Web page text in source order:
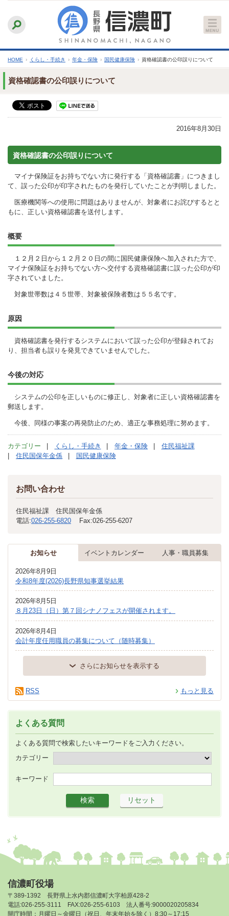
文
へ
ふりがなをつける
文字サイズ
縮小 標準 拡大
HOME › くらし・手続き › 年金・保険 › 国民健康保険 › 資格確認書の公印誤りについて
資格確認書の公印誤りについて
2016年8月30日
資格確認書の公印誤りについて
マイナ保険証をお持ちでない方に発行する「資格確認書」につきまし
て、誤った公印が印字されたものを発行していたことが判明しました。
医療機関等への使用に問題はありませんが、対象者にお詫びするとと
もに、正しい資格確認書を送付します。
概要
１２月２日から１２月２０日の間に国民健康保険へ加入された方で、
マイナ保険証をお持ちでない方へ交付する資格確認書に誤った公印が印
字されていました。
対象世帯数は４５世帯、対象被保険者数は５５名です。
原因
資格確認書を発行するシステムにおいて誤った公印が登録されてお
り、担当者も誤りを発見できていませんでした。
今後の対応
システムの公印を正しいものに修正し、対象者に正しい資格確認書を
郵送します。
今後、同様の事案の再発防止のため、適正な事務処理に努めます。
カテゴリー くらし・手続き 年金・保険
住民福祉課
住民国保年金係
国民健康保険
お問い合わせ
住民福祉課 住民国保年金係
電話:026-255-6820 Fax:026-255-6207
お知らせ イベントカレンダー 人事・職員募集
2026年8月9日
令和8年度(2026)長野県知事選挙結果
2026年8月5日
８月23日（日）第７回シナノフェスが開催されます。
2026年8月4日
会計年度任用職員の募集について（随時募集）
さらにお知らせを表示する
もっと見る
RSS
よくある質問
よくある質問で検索したいキーワードをご入力ください。
カテゴリー
キーワード
信濃町役場
〒389-1392 長野県上水内郡信濃町大字柏原428-2
電話:026-255-3111 FAX:026-255-6103 法人番号:9000020205834
開庁時間：月曜日～金曜日（祝日、年末年始を除く）8:30～17:15